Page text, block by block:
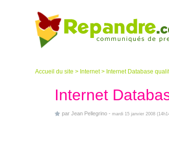
Accueil du site > Internet> Internet Database
Internet
par Jean Pellegrino - mardi 15 janvier 2008